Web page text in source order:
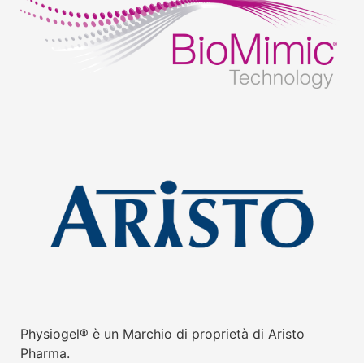
Physiogel® è un Marchio di proprietà di Aristo
Pharma.